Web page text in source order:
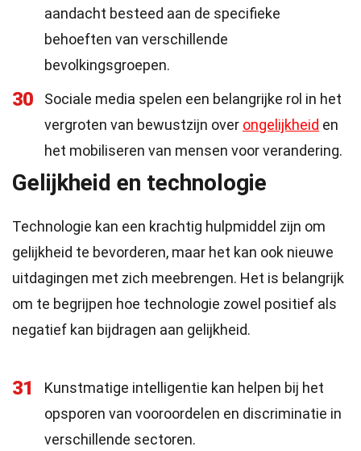
aandacht besteed aan de specifieke
behoeften van verschillende
bevolkingsgroepen.
30
Sociale media spelen een belangrijke rol in het
vergroten van bewustzijn over ongelijkheid en
het mobiliseren van mensen voor verandering.
Gelijkheid en technologie
Technologie kan een krachtig hulpmiddel zijn om
gelijkheid te bevorderen, maar het kan ook nieuwe
uitdagingen met zich meebrengen. Het is belangrijk
om te begrijpen hoe technologie zowel positief als
negatief kan bijdragen aan gelijkheid.
31
Kunstmatige intelligentie kan helpen bij het
opsporen van vooroordelen en discriminatie in
verschillende sectoren.